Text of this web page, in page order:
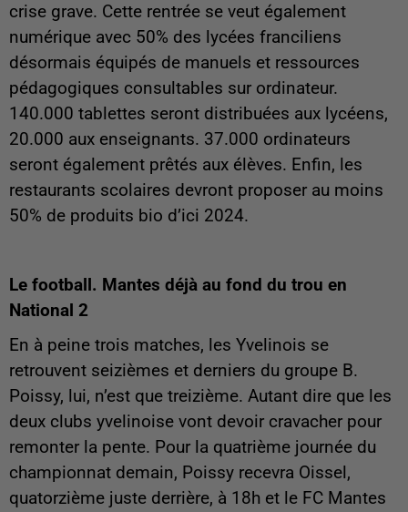
crise grave. Cette rentrée se veut également
numérique avec 50% des lycées franciliens
désormais équipés de manuels et ressources
pédagogiques consultables sur ordinateur.
140.000 tablettes seront distribuées aux lycéens,
20.000 aux enseignants. 37.000 ordinateurs
seront également prêtés aux élèves. Enfin, les
restaurants scolaires devront proposer au moins
50% de produits bio d’ici 2024.
Le football. Mantes déjà au fond du trou en
National 2
En à peine trois matches, les Yvelinois se
retrouvent seizièmes et derniers du groupe B.
Poissy, lui, n’est que treizième. Autant dire que les
deux clubs yvelinoise vont devoir cravacher pour
remonter la pente. Pour la quatrième journée du
championnat demain, Poissy recevra Oissel,
quatorzième juste derrière, à 18h et le FC Mantes